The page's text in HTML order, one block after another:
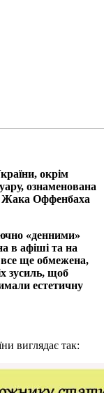
окрім
ознаменована
Жака Оффенбаха
«денними»
в афіші та на
все ще обмежена,
зусиль, щоб
естетичну
виглядає так: